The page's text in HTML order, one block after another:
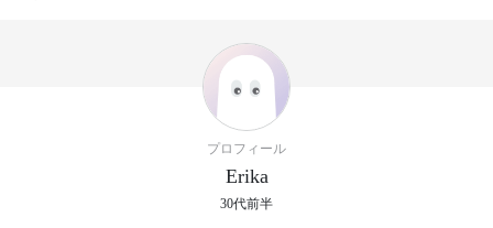
プロフィール
Erika
30代前半